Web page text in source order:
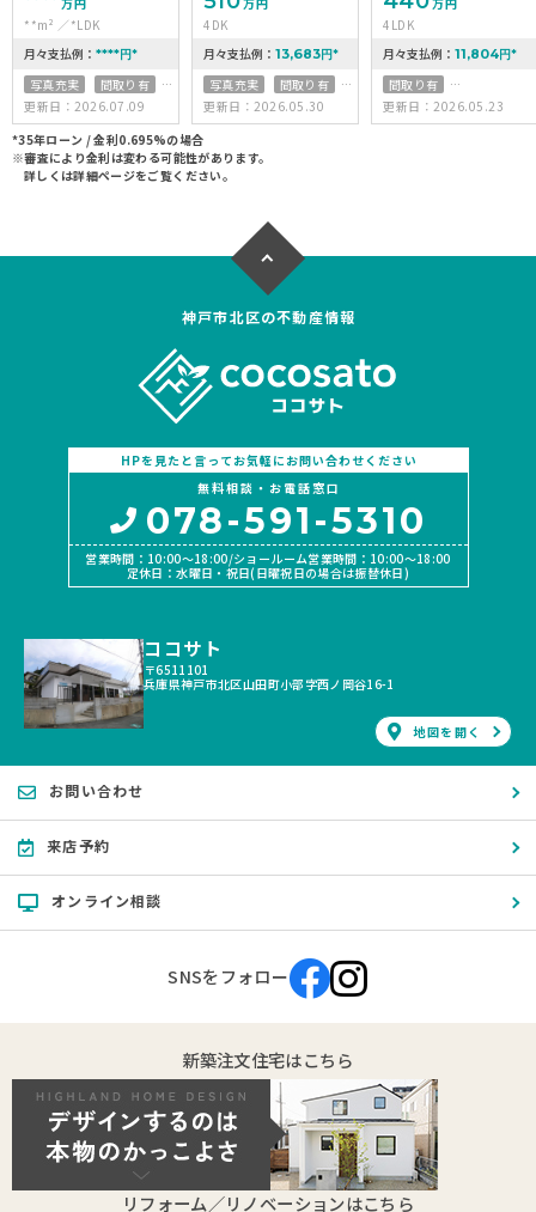
**m²
*LDK
月々支払例： ****円*
写真充実
間取り有
駅徒歩10分以内
50坪以上
上下水道完備
更新日：2026.07.09
4DK
月々支払例： 13,683円*
写真充実
間取り有
南面バルコニー
更新日：2026.05.30
4LDK
月々支払例： 11,804円*
間取り有
リフォーム済
更新日：2026.05.23
*35年ローン / 金利0.695%の場合
※審査により金利は変わる可能性があります。
詳しくは詳細ページをご覧ください。
神戸市北区の不動産情報
HPを見たと言ってお気軽にお問い合わせください
無料相談・お電話窓口
078-591-5310
営業時間：10:00〜18:00/ショールーム営業時間：10:00〜18:00
定休日：水曜日・祝日(日曜祝日の場合は振替休日)
ココサト
〒6511101
兵庫県神戸市北区山田町小部字西ノ岡谷16-1
地図を開く
お問い合わせ
来店予約
オンライン相談
SNSをフォロー
新築注文住宅はこちら
リフォーム／リノベーションはこちら